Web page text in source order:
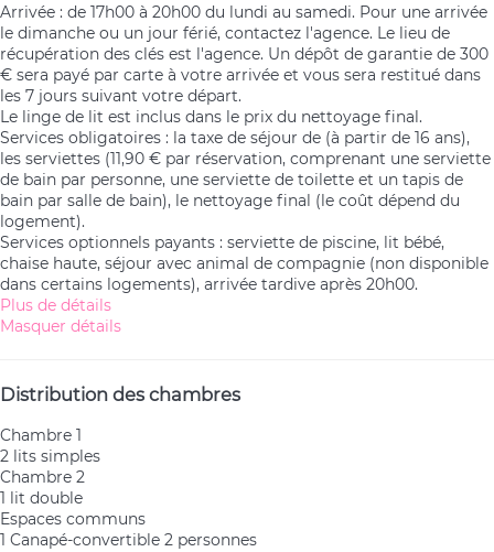
Arrivée : de 17h00 à 20h00 du lundi au samedi. Pour une arrivée
le dimanche ou un jour férié, contactez l'agence. Le lieu de
récupération des clés est l'agence. Un dépôt de garantie de 300
€ sera payé par carte à votre arrivée et vous sera restitué dans
les 7 jours suivant votre départ.
Le linge de lit est inclus dans le prix du nettoyage final.
Services obligatoires : la taxe de séjour de (à partir de 16 ans),
les serviettes (11,90 € par réservation, comprenant une serviette
de bain par personne, une serviette de toilette et un tapis de
bain par salle de bain), le nettoyage final (le coût dépend du
logement).
Services optionnels payants : serviette de piscine, lit bébé,
chaise haute, séjour avec animal de compagnie (non disponible
dans certains logements), arrivée tardive après 20h00.
Plus de détails
Masquer détails
Distribution des chambres
Chambre 1
2 lits simples
Chambre 2
1 lit double
Espaces communs
1 Canapé-convertible 2 personnes